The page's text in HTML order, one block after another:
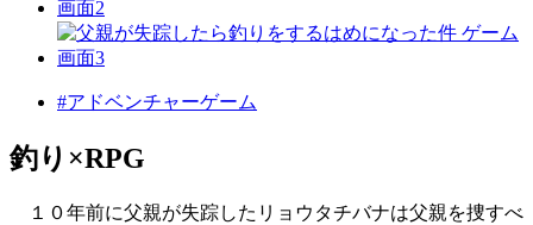
#アドベンチャーゲーム
釣り×RPG
１０年前に父親が失踪したリョウタチバナは父親を捜すべ